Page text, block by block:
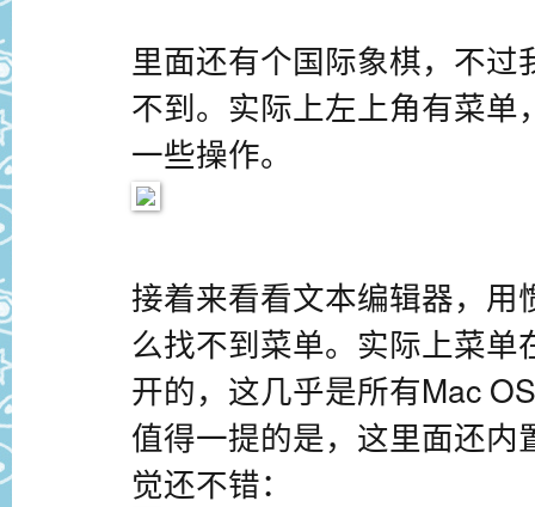
里面还有个国际象棋，不
不到。实际上左上角有菜
一些操作。
接着来看看文本编辑器，
么找不到菜单。实际上菜
开的，这几乎是所有Mac
值得一提的是，这里面还
觉还不错：